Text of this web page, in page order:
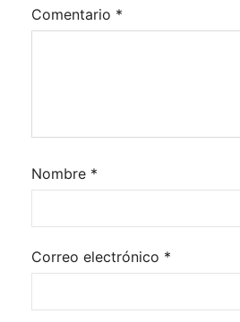
Comentario *
Nombre *
Correo electrónico *